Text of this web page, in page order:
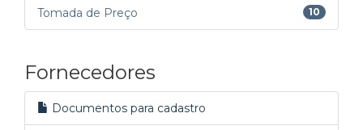
Tomada de Preço 10
Fornecedores
Documentos para cadastro